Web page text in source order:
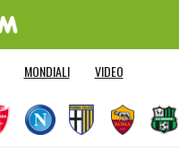
MONDIALI VIDEO